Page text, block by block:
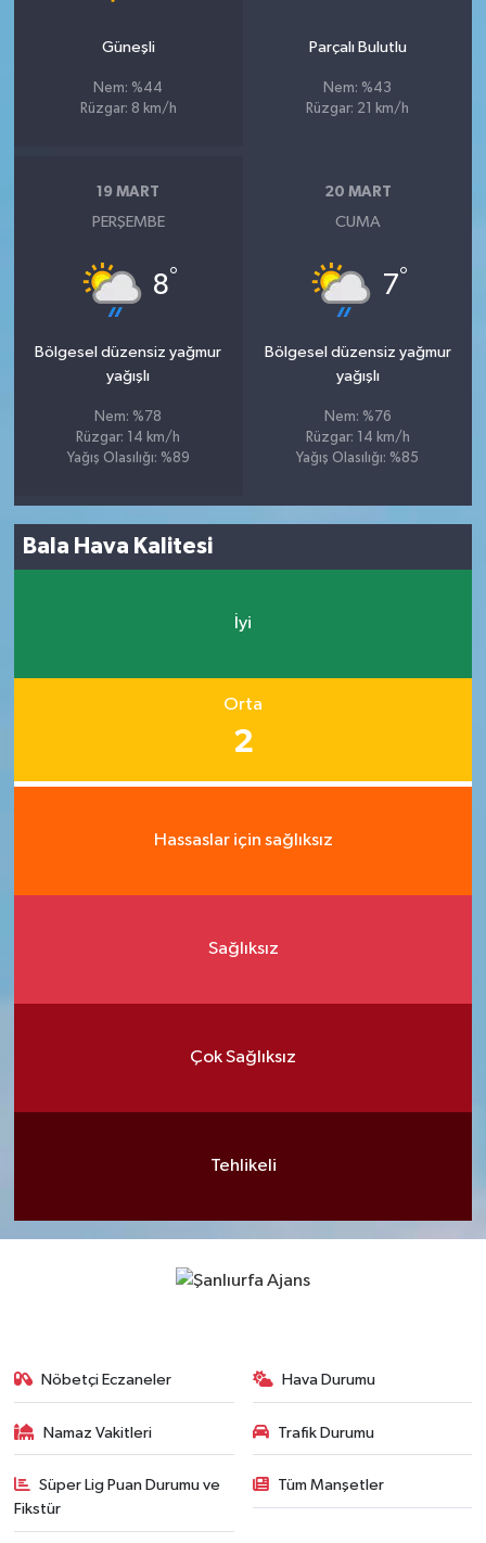
Güneşli
Nem: %44
Rüzgar: 8 km/h
Parçalı Bulutlu
Nem: %43
Rüzgar: 21 km/h
19 MART
PERŞEMBE
8°
Bölgesel düzensiz yağmur
yağışlı
Nem: %78
Rüzgar: 14 km/h
Yağış Olasılığı: %89
20 MART
CUMA
7°
Bölgesel düzensiz yağmur
yağışlı
Nem: %76
Rüzgar: 14 km/h
Yağış Olasılığı: %85
Bala Hava Kalitesi
İyi
Orta
2
Hassaslar için sağlıksız
Sağlıksız
Çok Sağlıksız
Tehlikeli
Nöbetçi Eczaneler Hava Durumu
Namaz Vakitleri Trafik Durumu
Süper Lig Puan Durumu ve
Fikstür
Tüm Manşetler